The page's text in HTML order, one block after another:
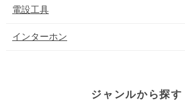
電設工具
インターホン
ジャンルから探す